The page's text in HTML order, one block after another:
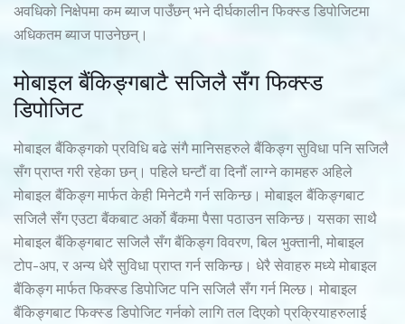
अवधिको निक्षेपमा कम ब्याज पाउँछन् भने दीर्घकालीन फिक्स्ड डिपोजिटमा
अधिकतम ब्याज पाउनेछन्।
मोबाइल बैंकिङ्गबाटै सजिलै सँग फिक्स्ड
डिपोजिट
मोबाइल बैंकिङ्गको प्रविधि बढे संगै मानिसहरुले बैंकिङ्ग सुविधा पनि सजिलै
सँग प्राप्त गरी रहेका छन्। पहिले घन्टौं वा दिनौं लाग्ने कामहरु अहिले
मोबाइल बैंकिङ्ग मार्फत केही मिनेटमै गर्न सकिन्छ। मोबाइल बैंकिङ्गबाट
सजिलै सँग एउटा बैंकबाट अर्को बैंकमा पैसा पठाउन सकिन्छ। यसका साथै
मोबाइल बैंकिङ्गबाट सजिलै सँग बैंकिङ्ग विवरण, बिल भुक्तानी, मोबाइल
टोप-अप, र अन्य धेरै सुविधा प्राप्त गर्न सकिन्छ। धेरै सेवाहरु मध्ये मोबाइल
बैंकिङ्ग मार्फत फिक्स्ड डिपोजिट पनि सजिलै सँग गर्न मिल्छ। मोबाइल
बैंकिङ्गबाट फिक्स्ड डिपोजिट गर्नको लागि तल दिएको प्रक्रियाहरुलाई